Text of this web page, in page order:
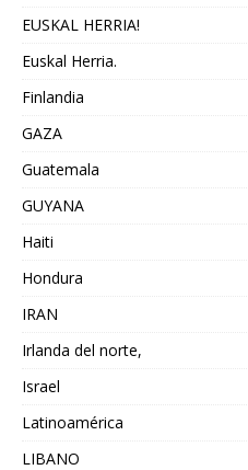
EUSKAL HERRIA!
Euskal Herria.
Finlandia
GAZA
Guatemala
GUYANA
Haiti
Hondura
IRAN
Irlanda del norte,
Israel
Latinoamérica
LIBANO